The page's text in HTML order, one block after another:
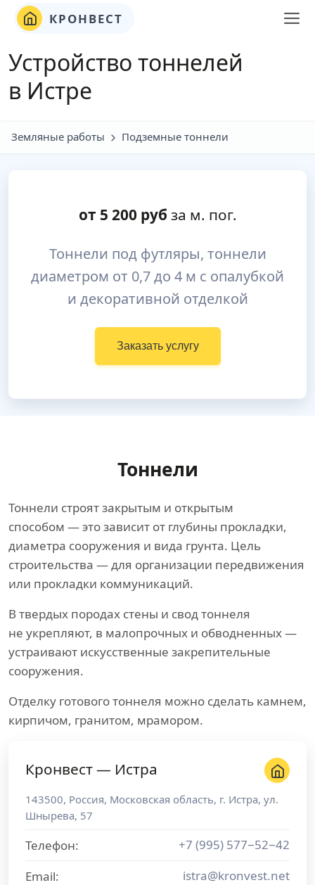
КРОНВЕСТ
Устройство тоннелей
в Истре
Земляные работы Подземные тоннели
от 5 200руб за м. пог.
Тоннели под футляры, тоннели
диаметром от 0,7 до 4 м с опалубкой
и декоративной отделкой
Заказать услугу
Тоннели
Тоннели строят закрытым и открытым
способом — это зависит от глубины прокладки,
диаметра сооружения и вида грунта. Цель
строительства — для организации передвижения
или прокладки коммуникаций.
В твердых породах стены и свод тоннеля
не укрепляют, в малопрочных и обводненных —
устраивают искусственные закрепительные
сооружения.
Отделку готового тоннеля можно сделать камнем,
кирпичом, гранитом, мрамором.
Кронвест — Истра
143500, Россия, Московская область, г. Истра, ул.
Шнырева, 57
Телефон:
+7 (995) 577−52−42
Email:
istra@kronvest.net